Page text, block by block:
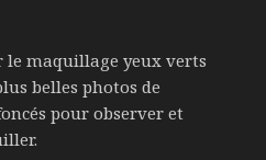
le maquillage yeux verts
belles photos de
pour observer et